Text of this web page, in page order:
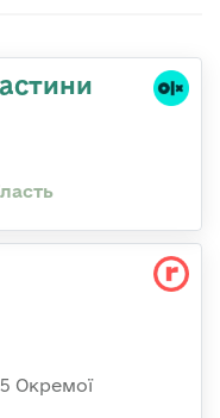
Окремої